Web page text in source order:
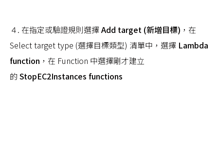
４. 在指定或驗證規則選擇Add target (新增目標) ，在
Select target type (選擇目標類型) 清單中，選擇 Lambda
function ，在 Function 中選擇剛才建立
的 StopEC2Instances functions